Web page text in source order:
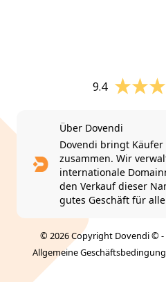
9.4
Über Dovendi
Dovendi bringt
zusammen. Wir
internationale
den Verkauf dieser
gutes Geschäft für
© 2026 Copyright Dovendi ©
Allgemeine